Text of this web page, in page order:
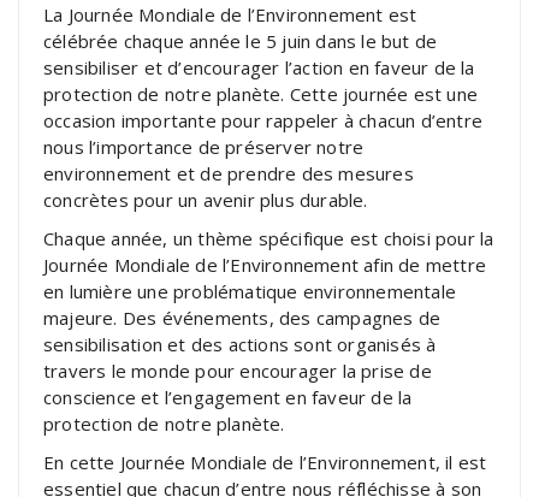
La Journée Mondiale de l’Environnement est
célébrée chaque année le 5 juin dans le but de
sensibiliser et d’encourager l’action en faveur de la
protection de notre planète. Cette journée est une
occasion importante pour rappeler à chacun d’entre
nous l’importance de préserver notre
environnement et de prendre des mesures
concrètes pour un avenir plus durable.
Chaque année, un thème spécifique est choisi pour la
Journée Mondiale de l’Environnement afin de mettre
en lumière une problématique environnementale
majeure. Des événements, des campagnes de
sensibilisation et des actions sont organisés à
travers le monde pour encourager la prise de
conscience et l’engagement en faveur de la
protection de notre planète.
En cette Journée Mondiale de l’Environnement, il est
essentiel que chacun d’entre nous réfléchisse à son